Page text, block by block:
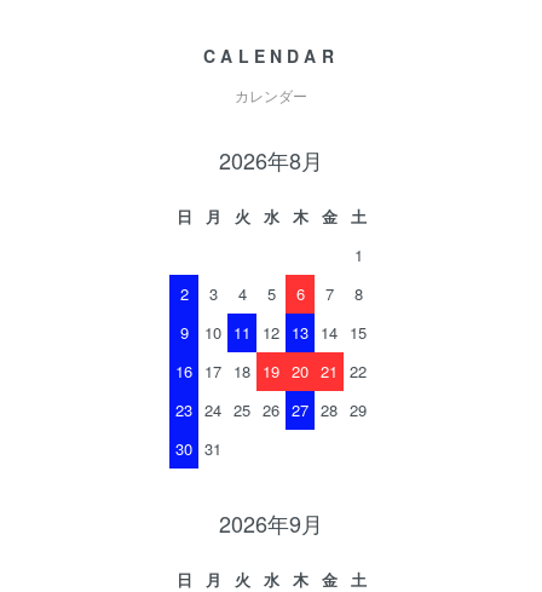
CALENDAR
カレンダー
2026年8月
日 月 火 水 木 金
土
1
2
3 4 5 6 7
8
9
10 11 12 13 14 15
16 17 18 19 20 21
22
23 24 25 26 27 28 29
30 31
2026年9月
日 月 火 水 木 金
土